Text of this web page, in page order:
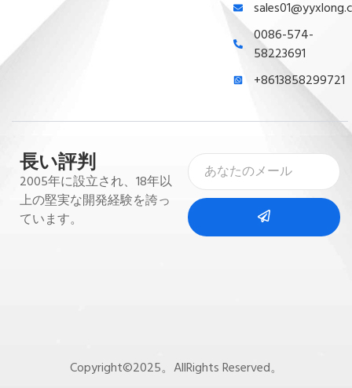
0086-574-
58223691
+8613858299721
長い評判
2005年に設立され、18年以
上の堅実な開発経験を誇っ
ています。
Copyright©2025。AllRights Reserved。